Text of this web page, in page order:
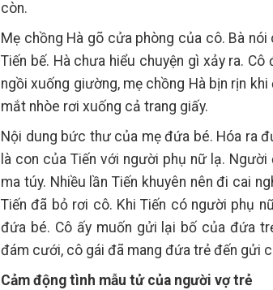
còn.
Mẹ chồng Hà gõ cửa phòng của cô. Bà
Tiến bế. Hà chưa hiểu chuyện gì xảy ra.
ngồi xuống giường, mẹ chồng Hà bịn rịn
mắt nhòe rơi xuống cả trang giấy.
Nội dung bức thư của mẹ đứa bé. Hóa ra
là con của Tiến với người phụ nữ lạ.
ma túy. Nhiều lần Tiến khuyên nên đi cai
Tiến đã bỏ rơi cô. Khi Tiến có người phụ
đứa bé. Cô ấy muốn gửi lại bố của đứa
đám cưới, cô gái đã mang đứa trẻ đến gửi
Cảm động tình mẫu tử của người vợ trẻ